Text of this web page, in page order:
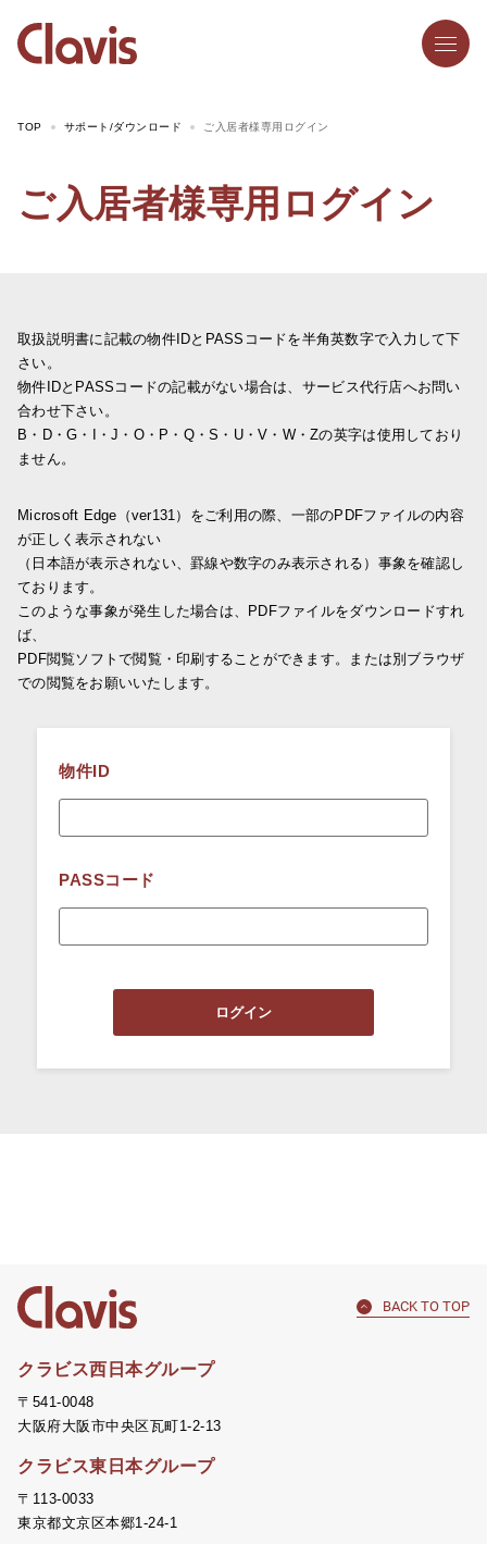
TOP サポート/ダウンロード ご入居者様専用ログイン
ご入居者様専用 ログイン
取扱説明書に記載の物件IDとPASSコードを半角英数字で入力して下
さい。
物件IDとPASSコードの記載がない場合は、サービス代行店へお問い
合わせ下さい。
B・D・G・I・J・O・P・Q・S・U・V・W・Zの英字は使用しており
ません。
Microsoft Edge（ver131）をご利用の際、一部のPDFファイルの内容
が正しく表示されない
（日本語が表示されない、罫線や数字のみ表示される）事象を確認し
ております。
このような事象が発生した場合は、PDFファイルをダウンロードすれ
ば、
PDF閲覧ソフトで閲覧・印刷することができます。または別ブラウザ
での閲覧をお願いいたします。
物件ID
PASSコード
BACK TO TOP
クラビス西日本グループ
〒541-0048
大阪府大阪市中央区瓦町1-2-13
クラビス東日本グループ
〒113-0033
東京都文京区本郷1-24-1